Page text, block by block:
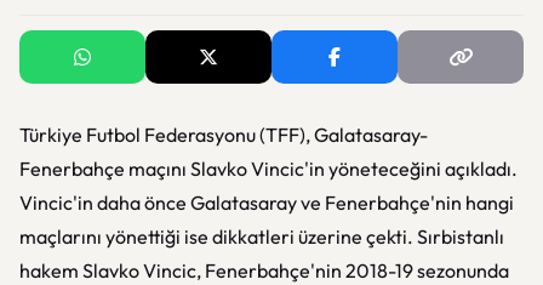
Türkiye Futbol Federasyonu (TFF), Galatasaray-
Fenerbahçe maçını Slavko Vincic'in yöneteceğini açıkladı.
Vincic'in daha önce Galatasaray ve Fenerbahçe'nin hangi
maçlarını yönettiği ise dikkatleri üzerine çekti. Sırbistanlı
hakem Slavko Vincic, Fenerbahçe'nin 2018-19 sezonunda